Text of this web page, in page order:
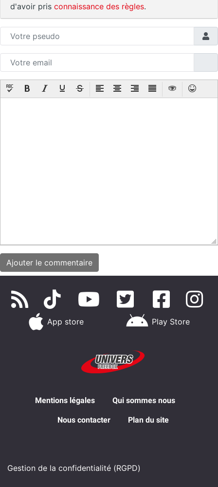
d'avoir pris connaissance des règles.
App store Play Store
Mentions légales Qui sommes nous
Nous contacter Plan du site
Gestion de la confidentialité (RGPD)